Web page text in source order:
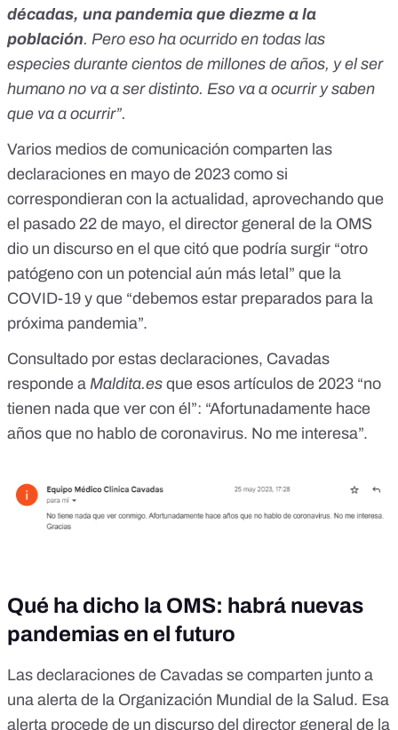
décadas, una pandemia que diezme a la
población. Pero eso ha ocurrido en todas las
especies durante cientos de millones de años, y el ser
humano no va a ser distinto. Eso va a ocurrir y saben
que va a ocurrir”.
Varios medios de comunicación comparten las
declaraciones en mayo de 2023 como si
correspondieran con la actualidad, aprovechando que
el pasado 22 de mayo, el director general de la OMS
dio un discurso en el que citó que podría surgir “otro
patógeno con un potencial aún más letal” que la
COVID-19 y que “debemos estar preparados para la
próxima pandemia”.
Consultado por estas declaraciones, Cavadas
responde a Maldita.es que esos artículos de 2023 “no
tienen nada que ver con él”: “Afortunadamente hace
años que no hablo de coronavirus. No me interesa”.
Qué ha dicho la OMS: habrá nuevas
pandemias en el futuro
Las declaraciones de Cavadas se comparten junto a
una alerta de la Organización Mundial de la Salud. Esa
alerta procede de un discurso del director general de la